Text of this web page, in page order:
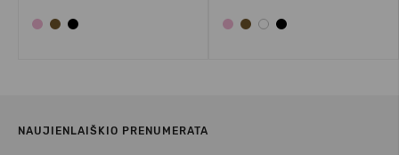
NAUJIENLAIŠKIO PRENUMERATA